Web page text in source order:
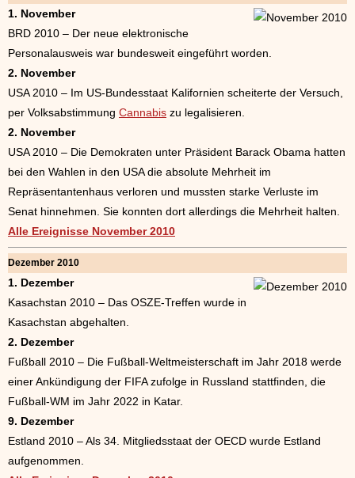
1. November
BRD 2010 – Der neue elektronische
Personalausweis war bundesweit eingeführt worden.
2. November
USA 2010 – Im US-Bundesstaat Kalifornien scheiterte der Versuch,
per Volksabstimmung Cannabis zu legalisieren.
2. November
USA 2010 – Die Demokraten unter Präsident Barack Obama hatten
bei den Wahlen in den USA die absolute Mehrheit im
Repräsentantenhaus verloren und mussten starke Verluste im
Senat hinnehmen. Sie konnten dort allerdings die Mehrheit halten.
Alle Ereignisse November 2010
Dezember 2010
1. Dezember
Kasachstan 2010 – Das OSZE-Treffen wurde in
Kasachstan abgehalten.
2. Dezember
Fußball 2010 – Die Fußball-Weltmeisterschaft im Jahr 2018 werde
einer Ankündigung der FIFA zufolge in Russland stattfinden, die
Fußball-WM im Jahr 2022 in Katar.
9. Dezember
Estland 2010 – Als 34. Mitgliedsstaat der OECD wurde Estland
aufgenommen.